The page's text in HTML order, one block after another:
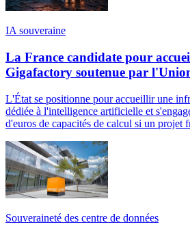
IA souveraine
La France candidate pour
Gigafactory soutenue par
L'État se positionne pour accueillir une
dédiée à l'intelligence artificielle et
d'euros de capacités de calcul si un projet
Souveraineté des centre de données